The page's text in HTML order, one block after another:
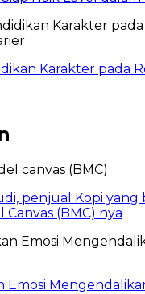
Karakter pada
penjual Kopi
Canvas (BMC) nya
Emosi